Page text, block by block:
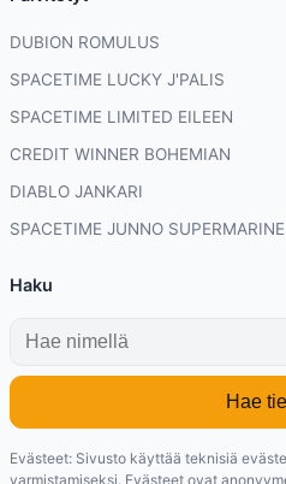
DUBION ROMULUS
SPACETIME LUCKY J'PALIS
SPACETIME LIMITED EILEEN
CREDIT WINNER BOHEMIAN
DIABLO JANKARI
SPACETIME JUNNO SUPERMARINE
Haku
Hae
Evästeet: Sivusto käyttää teknisiä
varmistamiseksi. Evästeet ovat